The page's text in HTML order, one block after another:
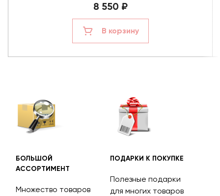
8 550 ₽
В корзину
БОЛЬШОЙ
АССОРТИМЕНТ
Множество товаров
ПОДАРКИ К ПОКУПКЕ
Полезные подарки
для многих товаров